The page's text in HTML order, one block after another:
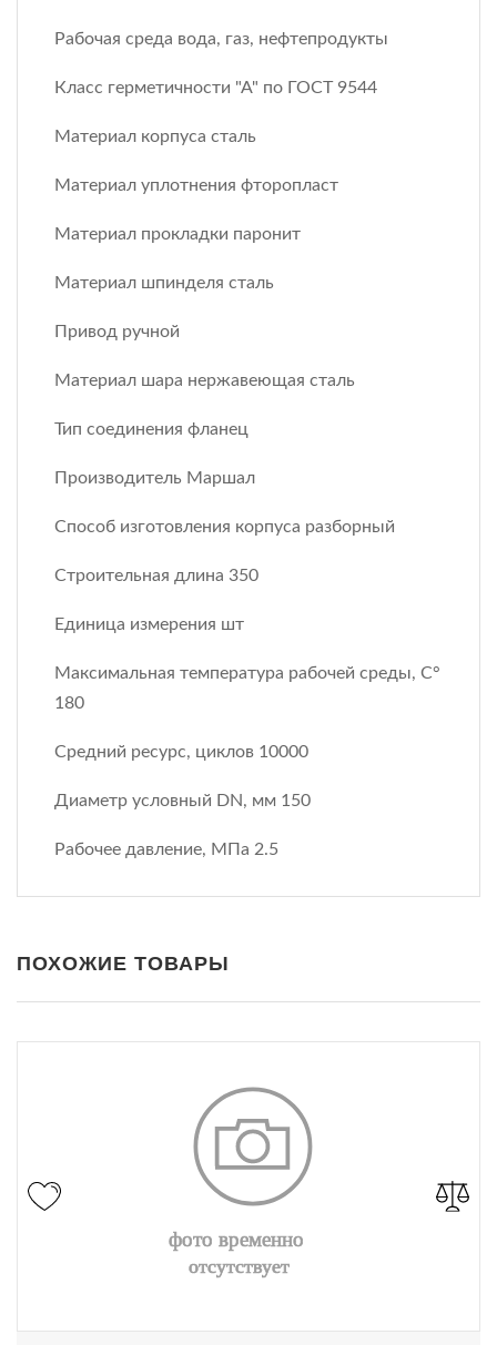
Рабочая среда вода, газ, нефтепродукты
Класс герметичности "А" по ГОСТ 9544
Материал корпуса сталь
Материал уплотнения фторопласт
Материал прокладки паронит
Материал шпинделя сталь
Привод ручной
Материал шара нержавеющая сталь
Тип соединения фланец
Производитель Маршал
Способ изготовления корпуса разборный
Строительная длина 350
Единица измерения шт
Максимальная температура рабочей среды, С°
180
Средний ресурс, циклов 10000
Диаметр условный DN, мм 150
Рабочее давление, МПа 2.5
ПОХОЖИЕ ТОВАРЫ